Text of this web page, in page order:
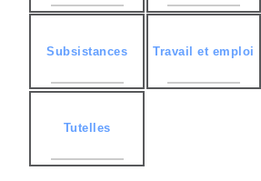
Subsistances Travail et emploi
Tutelles